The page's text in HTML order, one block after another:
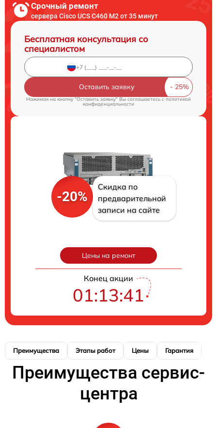
Срочный ремонт
сервера Cisco UCS C460 M2 от 35 минут
Бесплатная консультация со
специалистом
Оставить заявку
Нажимая на кнопку "Оставить заявку" Вы соглашаетесь cполитикой
конфиденциальности
-20%
Скидка по
предварительной
записи на сайте
Цены на ремонт
Конец акции
01:13:41
Преимущества Этапы работ Цены Гарантия
Преимущества сервис-
центра